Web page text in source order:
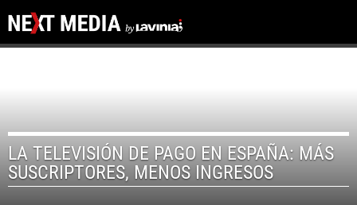
LA TELEVISIÓN DE PAGO EN ESPAÑA: MÁS
SUSCRIPTORES, MENOS INGRESOS